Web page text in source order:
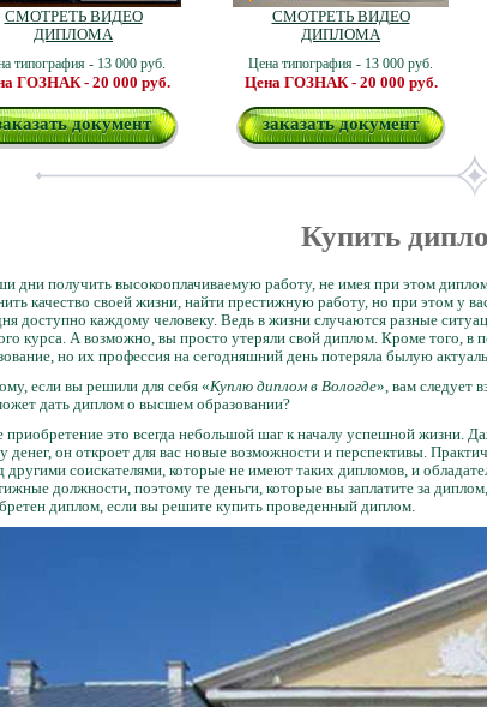
СМОТРЕТЬ ВИДЕО
ДИПЛОМА
типография - 13 000 руб.
ГОЗНАК - 20 000 руб.
документ
СМОТРЕТЬ ВИДЕО
ДИПЛОМА
Цена типография - 13 000 руб.
Цена ГОЗНАК - 20 000 руб.
заказать документ
Купить
дни получить высокооплачиваемую работу, не имея при этом
качество своей жизни, найти престижную работу, но при этом у
доступно каждому человеку. Ведь в жизни случаются разные
курса. А возможно, вы просто утеряли свой диплом. Кроме того,
но их профессия на сегодняшний день потеряла былую
если вы решили для себя «Куплю диплом в Вологде», вам следует
дать диплом о высшем образовании?
приобретение это всегда небольшой шаг к началу успешной жизни.
денег, он откроет для вас новые возможности и перспективы.
другими соискателями, которые не имеют таких дипломов, и
должности, поэтому те деньги, которые вы заплатите за
диплом, если вы решите купить проведенный диплом.